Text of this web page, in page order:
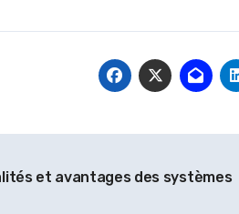
et avantages des systèmes